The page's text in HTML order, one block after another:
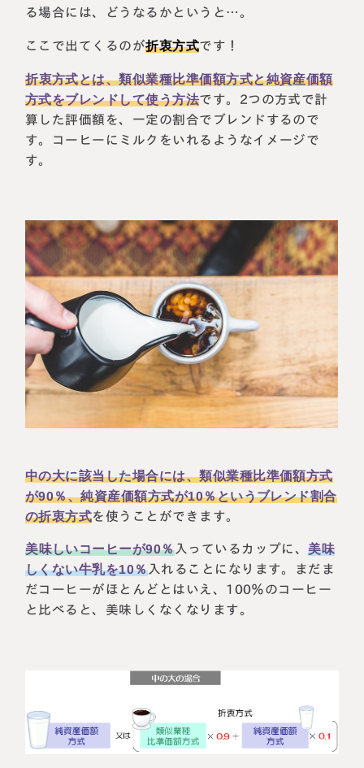
る場合には、どうなるかというと…。
ここで出てくるのが折衷方式です！
折衷方式とは、類似業種比準価額方式と純資産価額
方式をブレンドして使う方法です。2つの方式で計
算した評価額を、一定の割合でブレンドするので
す。コーヒーにミルクをいれるようなイメージで
す。
中の大に該当した場合には、類似業種比準価額方式
が90％、純資産価額方式が10％というブレンド割合
の折衷方式を使うことができます。
美味しいコーヒーが90％入っているカップに、美味
しくない牛乳を10％入れることになります。まだま
だコーヒーがほとんどとはいえ、100％のコーヒー
と比べると、美味しくなくなります。